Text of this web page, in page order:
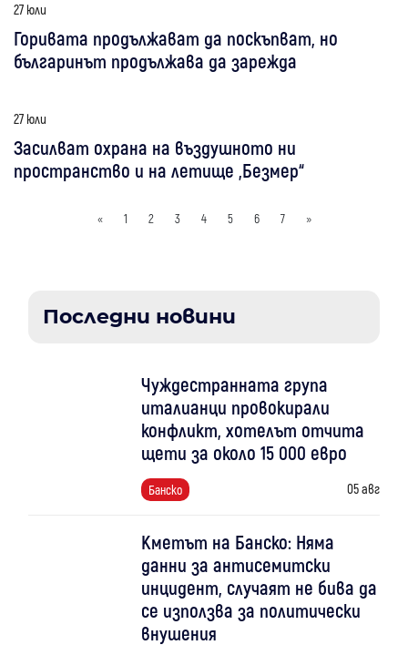
27 юли
Горивата продължават да поскъпват, но
българинът продължава да зарежда
27 юли
Засилват охрана на въздушното ни
пространство и на летище „Безмер“
« 1 2 3 4 5 6 7 »
Последни новини
Чуждестранната група
италианци провокирали
конфликт, хотелът отчита
щети за около 15 000 евро
Банско 05 авг
Кметът на Банско: Няма
данни за антисемитски
инцидент, случаят не бива да
се използва за политически
внушения